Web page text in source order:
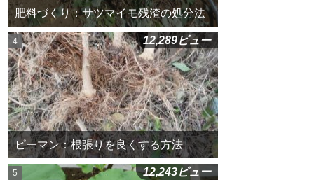
肥料づくり：サツマイモ残渣の処分法
ピーマン：根張りを良くする方法
12,289ビュー
12,243ビュー